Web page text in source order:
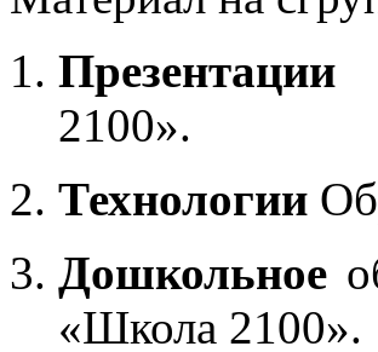
Презентации
2100».
Технологии
Дошкольное
«Школа 2100».